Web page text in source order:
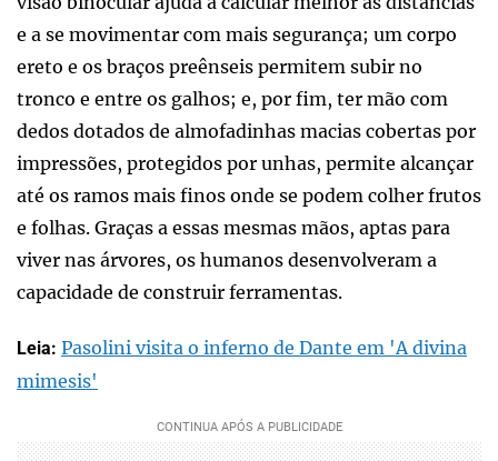
e a se movimentar com mais segurança; um corpo
ereto e os braços preênseis permitem subir no
tronco e entre os galhos; e, por fim, ter mão com
dedos dotados de almofadinhas macias cobertas por
impressões, protegidos por unhas, permite alcançar
até os ramos mais finos onde se podem colher frutos
e folhas. Graças a essas mesmas mãos, aptas para
viver nas árvores, os humanos desenvolveram a
capacidade de construir ferramentas.
Leia: Pasolini visita o inferno de Dante em 'A divina
mimesis'